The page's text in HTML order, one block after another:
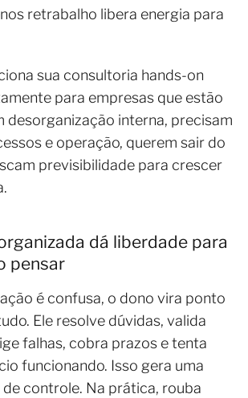
retrabalho libera energia para
sua consultoria hands-on
para empresas que estão
desorganização interna, precisam
e operação, querem sair do
previsibilidade para crescer
dá liberdade para
pensar
é confusa, o dono vira ponto
Ele resolve dúvidas, valida
falhas, cobra prazos e tenta
funcionando. Isso gera uma
controle. Na prática, rouba